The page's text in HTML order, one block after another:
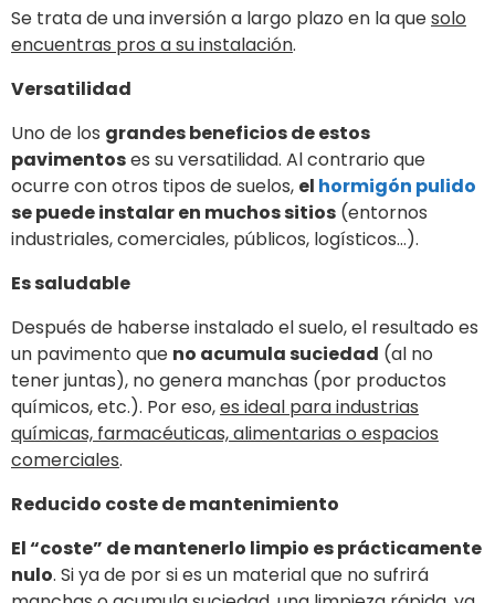
Se trata de una inversión a largo plazo en la quesolo
encuentras pros a su instalación.
Versatilidad
Uno de los grandes beneficios de estos
pavimentoses su versatilidad. Al contrario que
ocurre con otros tipos de suelos, el hormigón pulido
se puede instalar en muchos sitios (entornos
industriales, comerciales, públicos, logísticos…).
Es saludable
Después de haberse instalado el suelo, el resultado es
un pavimento que no acumula suciedad (al no
tener juntas), no genera manchas (por productos
químicos, etc.). Por eso,es ideal para industrias
químicas, farmacéuticas, alimentarias o espacios
comerciales.
Reducido coste de mantenimiento
El “coste” de mantenerlo limpio es prácticamente
nulo. Si ya de por si es un material que no sufrirá